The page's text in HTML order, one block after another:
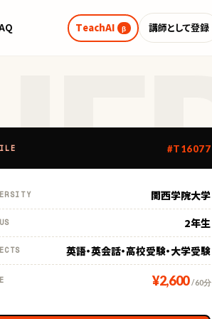
TeachAI β 講師として登録
#T16077
関西学院大学
2年生
英語・英会話・高校受験・大学受験
¥2,600 / 60分